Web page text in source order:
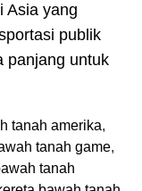
Asia yang
publik
panjang untuk
tanah amerika,
tanah game,
tanah